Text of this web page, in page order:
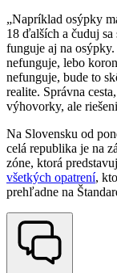
„Napríklad osýpky
18 ďalších a čuduj
funguje aj na
nefunguje, lebo
nefunguje, bude to
realite. Správna
výhovorky, ale
Na Slovensku od
celá republika je na
zóne, ktorá
všetkých opatrení,
prehľadne na